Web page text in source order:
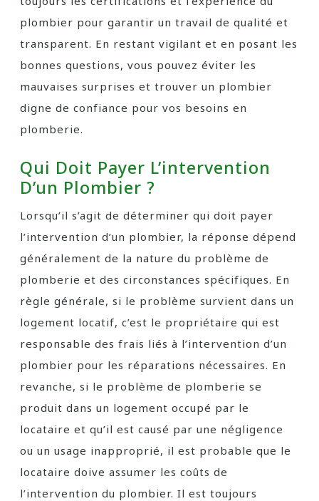
plombier pour garantir un travail de qualité et
transparent. En restant vigilant et en posant les
bonnes questions, vous pouvez éviter les
mauvaises surprises et trouver un plombier
digne de confiance pour vos besoins en
plomberie.
Qui Doit Payer L’intervention
D’un Plombier ?
Lorsqu’il s’agit de déterminer qui doit payer
l’intervention d’un plombier, la réponse dépend
généralement de la nature du problème de
plomberie et des circonstances spécifiques. En
règle générale, si le problème survient dans un
logement locatif, c’est le propriétaire qui est
responsable des frais liés à l’intervention d’un
plombier pour les réparations nécessaires. En
revanche, si le problème de plomberie se
produit dans un logement occupé par le
locataire et qu’il est causé par une négligence
ou un usage inapproprié, il est probable que le
locataire doive assumer les coûts de
l’intervention du plombier. Il est toujours